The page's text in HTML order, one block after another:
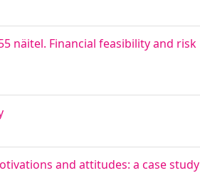
näitel. Financial feasibility and risk
and attitudes: a case study